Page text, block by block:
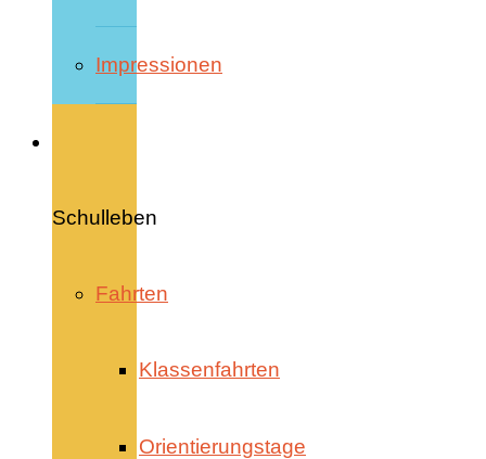
Impressionen
Schulleben
Fahrten
Klassenfahrten
Orientierungstage